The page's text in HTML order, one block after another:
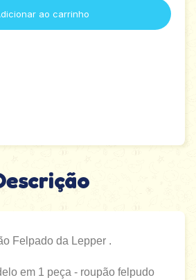
Felpado da Lepper .
em 1 peça - roupão felpudo